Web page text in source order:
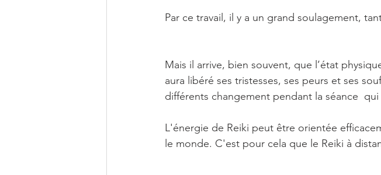
Par ce travail, il y a un grand soulagement,
Mais il arrive, bien souvent, que l’état
aura libéré ses tristesses, ses peurs et ses
différents changement pendant la séance
L'énergie de Reiki peut être orientée
le monde. C'est pour cela que le Reiki à